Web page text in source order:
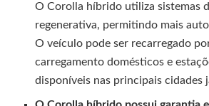
O Corolla híbrido utiliza sistemas
regenerativa, permitindo mais
O veículo pode ser recarregado
carregamento domésticos e
disponíveis nas principais cidades